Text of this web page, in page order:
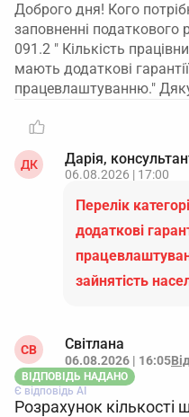
Доброго дня! Кого
заповненні податкового
091.2 " Кількість
мають додаткові
працевлаштуванню."
ДК Дарія,
06.08.2026 | 17:00
Перелік
додаткові
зайнятість
СВ Світлана
06.08.2026 | 16:05
ВІДПОВІДЬ НАДАНО
Є відповідь АІ
Розрахунок кількості